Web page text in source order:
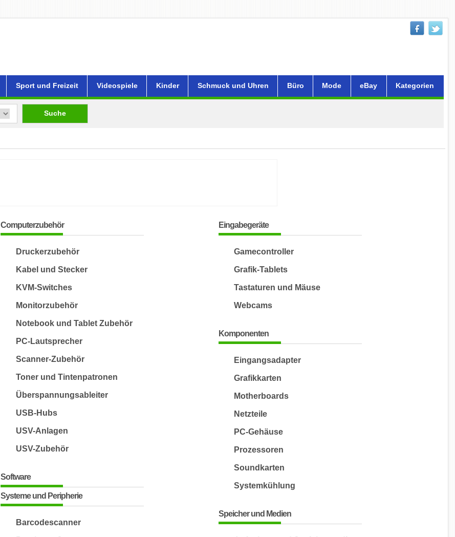
Sport und Freizeit Videospiele Kinder Schmuck und Uhren Büro Mode eBay Kategorien
Suche
Computerzubehör
Druckerzubehör
Kabel und Stecker
KVM-Switches
Monitorzubehör
Notebook und Tablet Zubehör
PC-Lautsprecher
Scanner-Zubehör
Toner und Tintenpatronen
Überspannungsableiter
USB-Hubs
USV-Anlagen
USV-Zubehör
Software
Systeme und Peripherie
Barcodescanner
Eingabegeräte
Gamecontroller
Grafik-Tablets
Tastaturen und Mäuse
Webcams
Komponenten
Eingangsadapter
Grafikkarten
Motherboards
Netzteile
PC-Gehäuse
Prozessoren
Soundkarten
Systemkühlung
Speicher und Medien